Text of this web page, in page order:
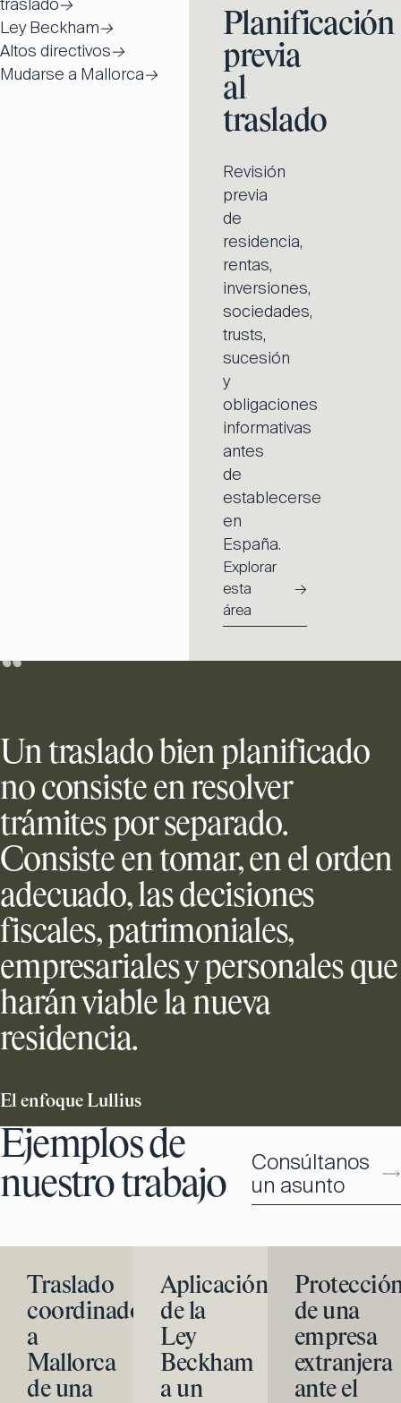
traslado→
Ley Beckham→
Altos directivos→
Mudarse a Mallorca→
Planificación
previa
al
traslado
Revisión
previa
de
residencia,
rentas,
inversiones,
sociedades,
trusts,
sucesión
y
obligaciones
informativas
antes
de
establecerse
en
España.
Explorar
esta
área
→
“
Un traslado bien planificado
no consiste en resolver
trámites por separado.
Consiste en tomar, en el orden
adecuado, las decisiones
fiscales, patrimoniales,
empresariales y personales que
harán viable la nueva
residencia.
El enfoque Lullius
Ejemplos de
nuestro trabajo
Consúltanos
un asunto
Traslado
coordinado
a
Mallorca
de una
Aplicación
de la
Ley
Beckham
a un
de una
empresa
extranjera
ante el